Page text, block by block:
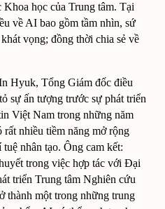
học của Trung tâm. Tại
về AI bao gồm tầm nhìn, sứ
vọng; đồng thời chia sẻ về
Hyuk, Tổng Giám đốc điều
sự ấn tượng trước sự phát triển
Việt Nam trong những năm
nhiều tiềm năng mở rộng
nhân tạo. Ông cam kết:
trong việc hợp tác với Đại
triển Trung tâm Nghiên cứu
thành một trong những trung